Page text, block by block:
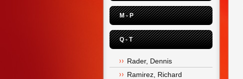
M - P
Q - T
Rader, Dennis
Ramirez, Richard